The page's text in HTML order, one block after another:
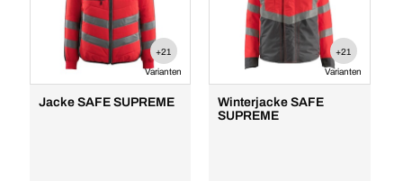
+21
Varianten
Jacke SAFE SUPREME
+21
Varianten
Winterjacke SAFE
SUPREME